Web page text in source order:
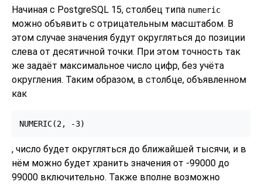
Начиная с PostgreSQL 15, столбец типа numeric
можно объявить с отрицательным масштабом. В
этом случае значения будут округляться до позиции
слева от десятичной точки. При этом точность так
же задаёт максимальное число цифр, без учёта
округления. Таким образом, в столбце, объявленном
как
NUMERIC(2, -3)
, число будет округляться до ближайшей тысячи, и в
нём можно будет хранить значения от -99000 до
99000 включительно. Также вполне возможно